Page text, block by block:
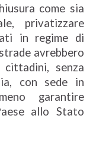
come sia
privatizzare
in regime di
avrebbero
senza
con sede in
garantire
allo Stato